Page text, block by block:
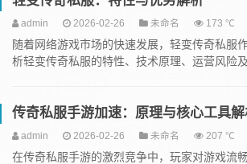
admin 2026-02-26 未命名 173 ℃
随着网络游戏市场的快速发展，轻变传奇私服
析轻变传奇私服的特性、技术原理、运营风险
传奇私服手游加速：原理与核心工具
admin 2026-02-26 未命名 207 ℃
在传奇私服手游的激烈竞争中，玩家对游戏流